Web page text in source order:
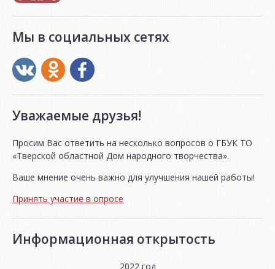
Мы в социальных сетях
Уважаемые друзья!
Просим Вас ответить на несколько вопросов о ГБУК ТО
«Тверской областной Дом народного творчества».
Ваше мнение очень важно для улучшения нашей работы!
Принять участие в опросе
Информационная открытость
2022 год